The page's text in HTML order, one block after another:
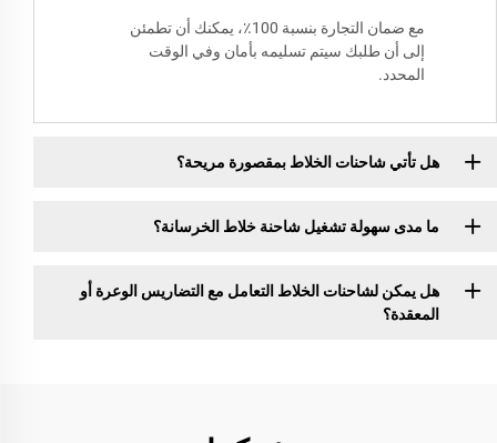
مع ضمان التجارة بنسبة 100٪، يمكنك أن تطمئن
إلى أن طلبك سيتم تسليمه بأمان وفي الوقت
المحدد.
هل تأتي شاحنات الخلاط بمقصورة مريحة؟
ما مدى سهولة تشغيل شاحنة خلاط الخرسانة؟
هل يمكن لشاحنات الخلاط التعامل مع التضاريس الوعرة أو
المعقدة؟